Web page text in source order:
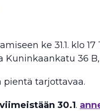
ke 31.1. klo
Kuninkaankatu 36
pientä tarjottavaa.
30.1.